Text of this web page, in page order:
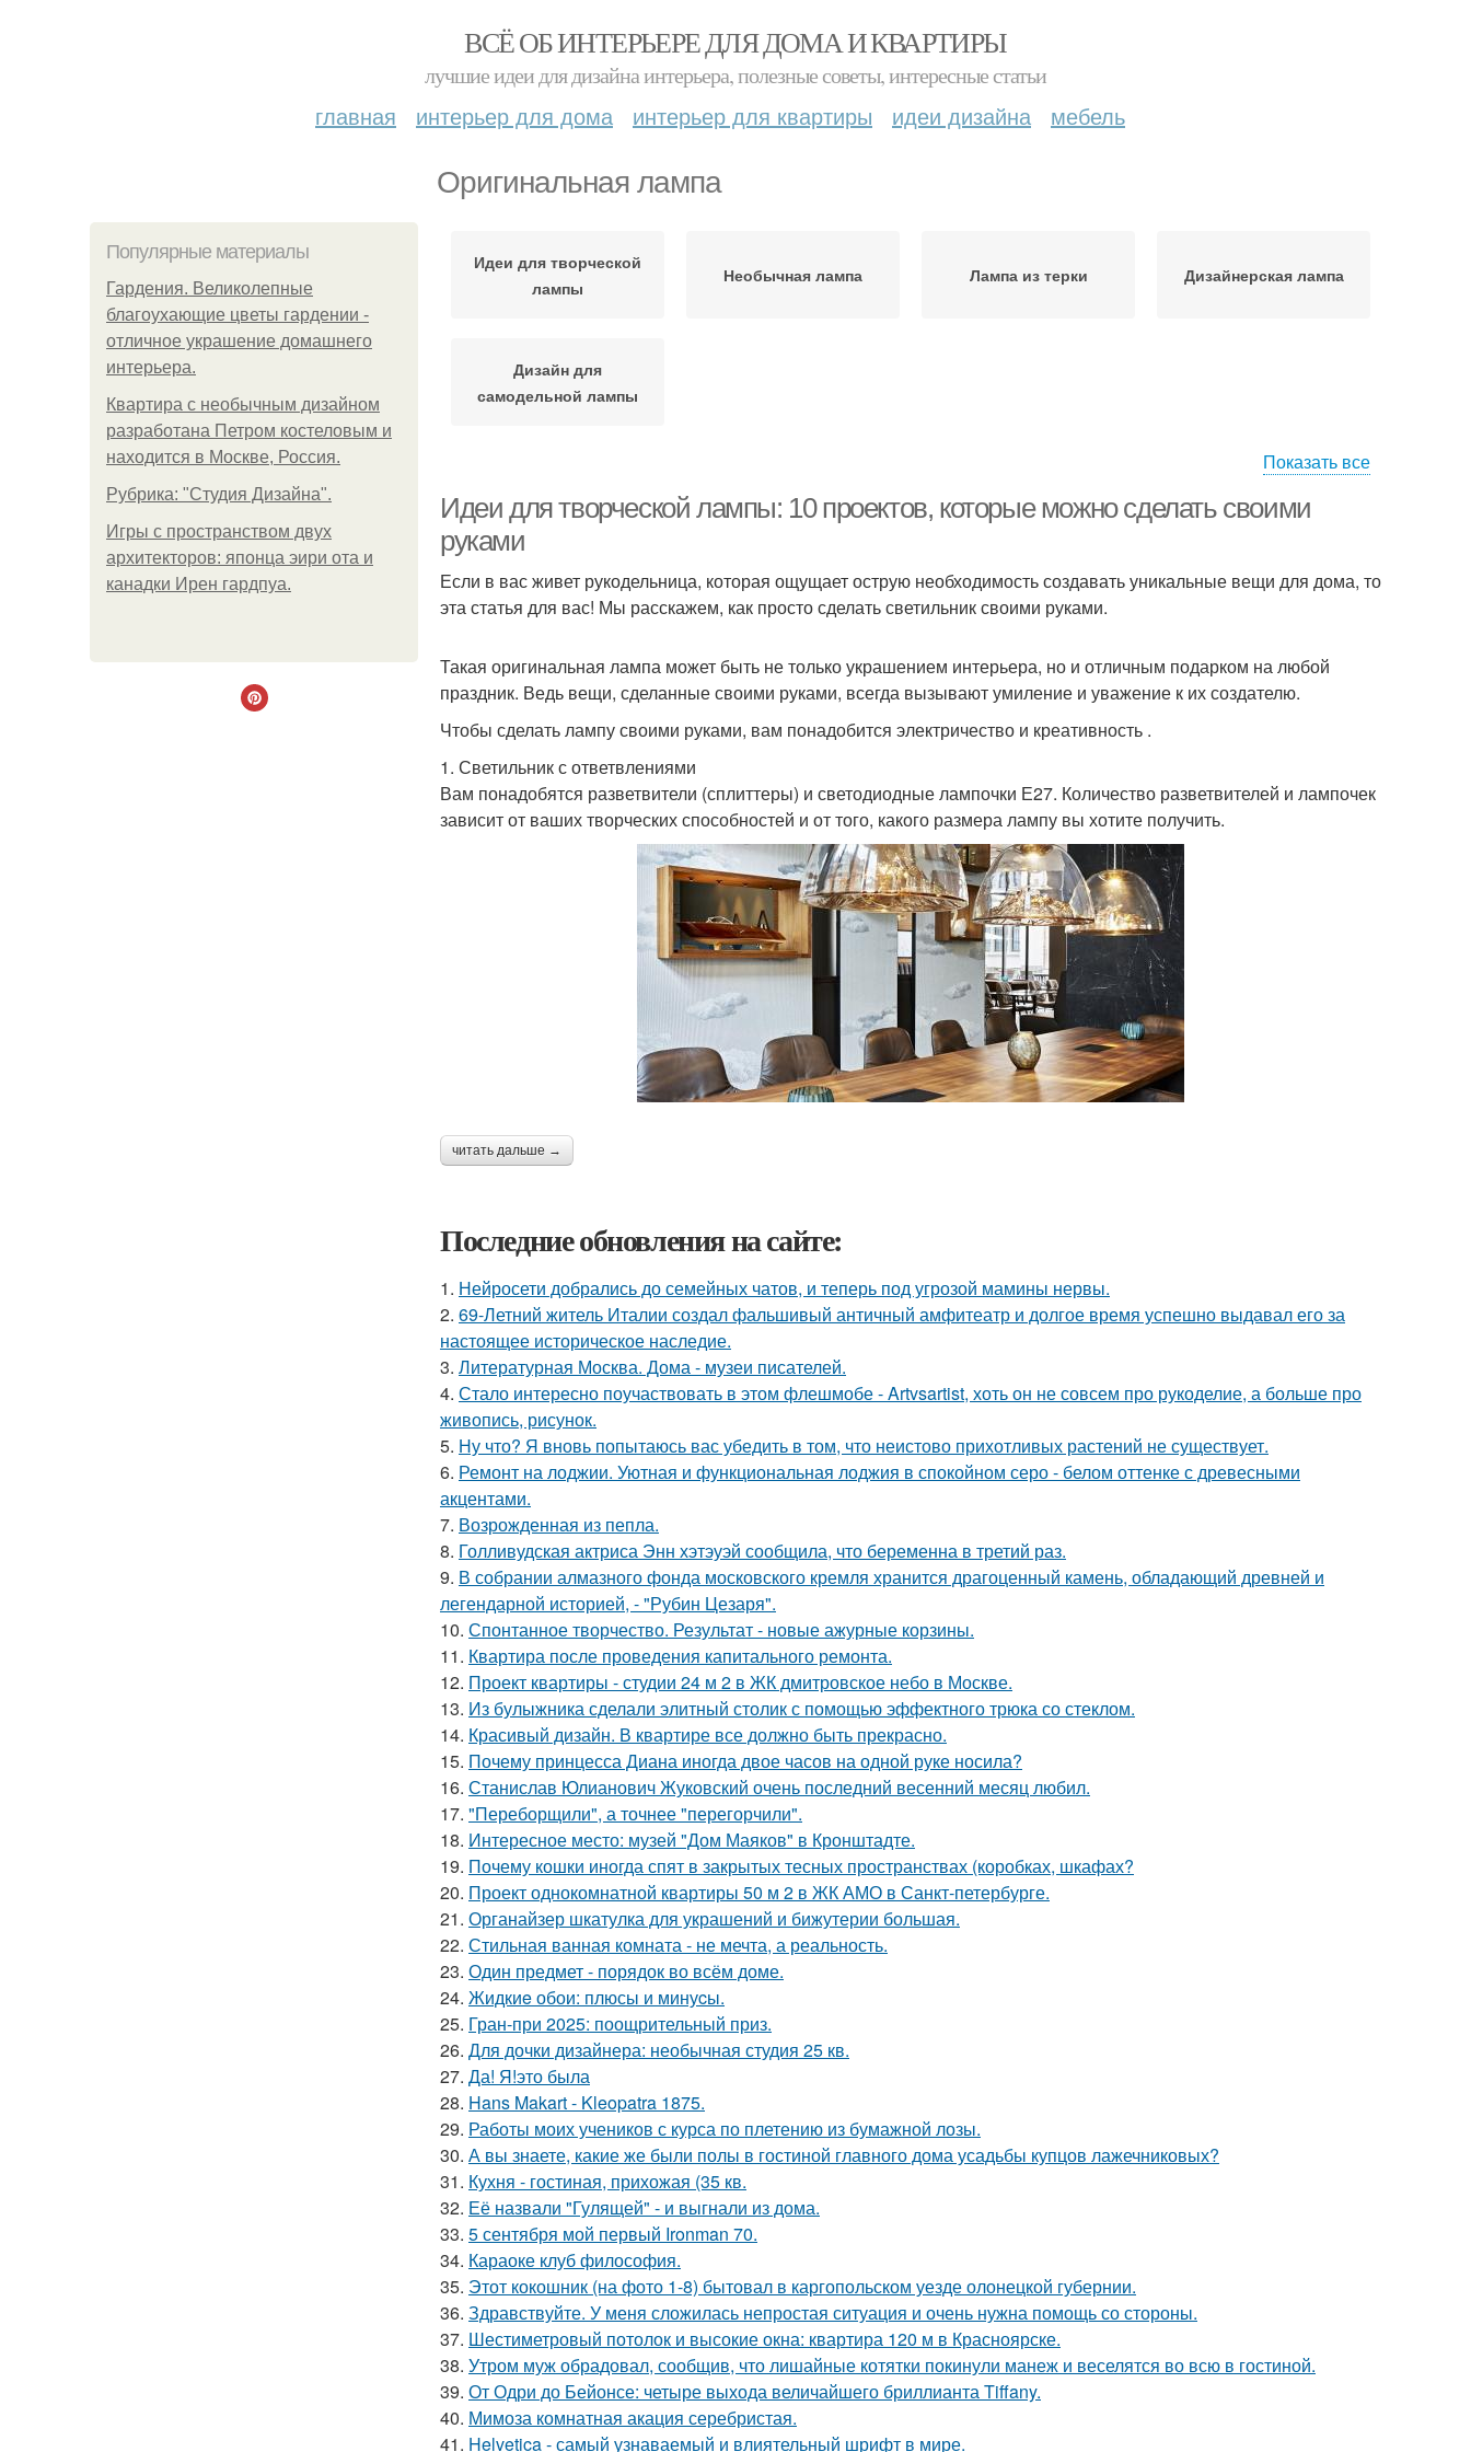
ВСЁ ОБ ИНТЕРЬЕРЕ ДЛЯ ДОМА И КВАРТИРЫ
лучшие идеи для дизайна интерьера, полезные советы, интересные статьи
главная интерьер для дома интерьер для квартиры идеи дизайна мебель
Оригинальная лампа
Популярные материалы
Гардения. Великолепные
благоухающие цветы гардении -
отличное украшение домашнего
интерьера.
Квартира с необычным дизайном
разработана Петром костеловым и
находится в Москве, Россия.
Рубрика: "Студия Дизайна".
Игры с пространством двух
архитекторов: японца эири ота и
канадки Ирен гардпуа.
Идеи для творческой
лампы
Необычная лампа Лампа из терки Дизайнерская лампа
Дизайн для
самодельной лампы
Показать все
Идеи для творческой лампы: 10 проектов, которые можно сделать своими
руками
Если в вас живет рукодельница, которая ощущает острую необходимость создавать уникальные вещи для дома, то
эта статья для вас! Мы расскажем, как просто сделать светильник своими руками.
Такая оригинальная лампа может быть не только украшением интерьера, но и отличным подарком на любой
праздник. Ведь вещи, сделанные своими руками, всегда вызывают умиление и уважение к их создателю.
Чтобы сделать лампу своими руками, вам понадобится электричество и креативность .
1. Светильник с ответвлениями
Вам понадобятся разветвители (сплиттеры) и светодиодные лампочки Е27. Количество разветвителей и лампочек
зависит от ваших творческих способностей и от того, какого размера лампу вы хотите получить.
читать дальше →
Последние обновления на сайте:
1. Нейросети добрались до семейных чатов, и теперь под угрозой мамины нервы.
2. 69-Летний житель Италии создал фальшивый античный амфитеатр и долгое время успешно выдавал его за
настоящее историческое наследие.
3. Литературная Москва. Дома - музеи писателей.
4. Стало интересно поучаствовать в этом флешмобе - Artvsartist, хоть он не совсем про рукоделие, а больше про
живопись, рисунок.
5. Ну что? Я вновь попытаюсь вас убедить в том, что неистово прихотливых растений не существует.
6. Ремонт на лоджии. Уютная и функциональная лоджия в спокойном серо - белом оттенке с древесными
акцентами.
7. Возрожденная из пепла.
8. Голливудская актриса Энн хэтэуэй сообщила, что беременна в третий раз.
9. В собрании алмазного фонда московского кремля хранится драгоценный камень, обладающий древней и
легендарной историей, - "Рубин Цезаря".
10. Спонтанное творчество. Результат - новые ажурные корзины.
11. Квартира после проведения капитального ремонта.
12. Проект квартиры - студии 24 м 2 в ЖК дмитровское небо в Москве.
13. Из булыжника сделали элитный столик с помощью эффектного трюка со стеклом.
14. Красивый дизайн. В квартире все должно быть прекрасно.
15. Почему принцесса Диана иногда двое часов на одной руке носила?
16. Станислав Юлианович Жуковский очень последний весенний месяц любил.
17. "Переборщили", а точнее "перегорчили".
18. Интересное место: музей "Дом Маяков" в Кронштадте.
19. Почему кошки иногда спят в закрытых тесных пространствах (коробках, шкафах?
20. Проект однокомнатной квартиры 50 м 2 в ЖК АМО в Санкт-петербурге.
21. Органайзер шкатулка для украшений и бижутерии большая.
22. Стильная ванная комната - не мечта, а реальность.
23. Один предмет - порядок во всём доме.
24. Жидкиe обои: плюсы и минуcы.
25. Гран-при 2025: поощрительный приз.
26. Для дочки дизайнера: необычная студия 25 кв.
27. Да! Я!это была
28. Hans Makart - Kleopatra 1875.
29. Работы моих учеников с курса по плетению из бумажной лозы.
30. А вы знаете, какие же были полы в гостиной главного дома усадьбы купцов лажечниковых?
31. Кухня - гостиная, прихожая (35 кв.
32. Её назвали "Гулящей" - и выгнали из дома.
33. 5 сентября мой первый Ironman 70.
34. Караоке клуб философия.
35. Этот кокошник (на фото 1-8) бытовал в каргопольском уезде олонецкой губернии.
36. Здравствуйте. У меня сложилась непростая ситуация и очень нужна помощь со стороны.
37. Шестиметровый потолок и высокие окна: квартира 120 м в Красноярске.
38. Утром муж обрадовал, сообщив, что лишайные котятки покинули манеж и веселятся во всю в гостиной.
39. От Одри до Бейонсе: четыре выхода величайшего бриллианта Tiffany.
40. Мимоза комнатная акация серебристая.
41. Helvetica - самый узнаваемый и влиятельный шрифт в мире.